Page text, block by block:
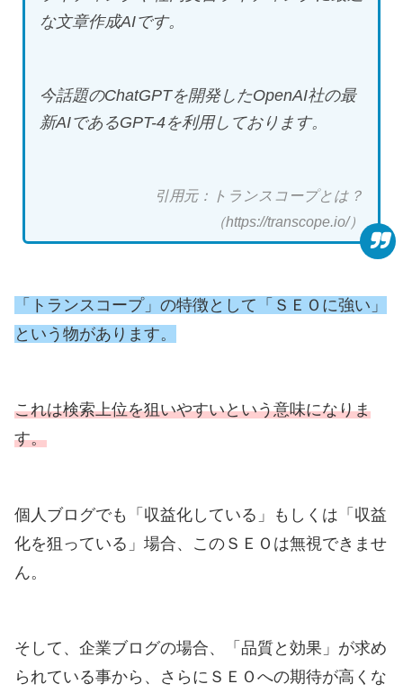
な文章作成AIです。
今話題のChatGPTを開発したOpenAI社の最
新AIであるGPT-4を利用しております。
引用元：トランスコープとは？
（https://transcope.io/）
「トランスコープ」の特徴として「ＳＥＯに強い」
という物があります。
これは検索上位を狙いやすいという意味になりま
す。
個人ブログでも「収益化している」もしくは「収益
化を狙っている」場合、このＳＥＯは無視できませ
ん。
そして、企業ブログの場合、「品質と効果」が求め
られている事から、さらにＳＥＯへの期待が高くな